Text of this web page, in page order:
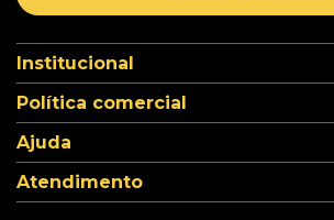
Institucional
Política comercial
Ajuda
Atendimento